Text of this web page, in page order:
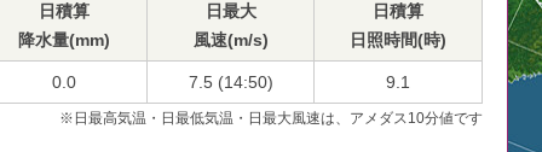
日積算
降水量(mm)
日最大
風速(m/s)
日積算
日照時間(時)
0.0 7.5 (14:50) 9.1
※日最高気温・日最低気温・日最大風速は、アメダス10分値です